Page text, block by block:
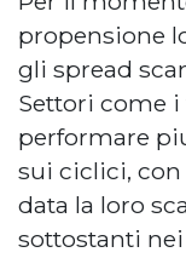
propensione
gli spread
Settori come
performare
sui ciclici, con
data la loro
sottostanti nei